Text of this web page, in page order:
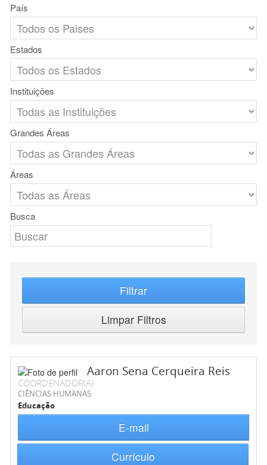
País
Estados
Instituições
Grandes Áreas
Áreas
Busca
Filtrar
Limpar Filtros
Aaron Sena Cerqueira Reis
COORDENADOR(A)
CIÊNCIAS HUMANAS
Educação
E-mail
Currículo